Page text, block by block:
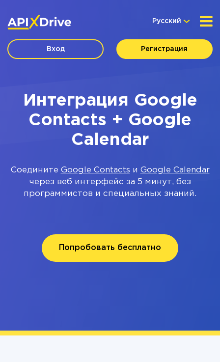
Русский
Вход Регистрация
Интеграция Google
Contacts + Google
Calendar
Соедините Google Contacts и Google Calendar
через веб интерфейс за 5 минут, без
программистов и специальных знаний.
Попробовать бесплатно